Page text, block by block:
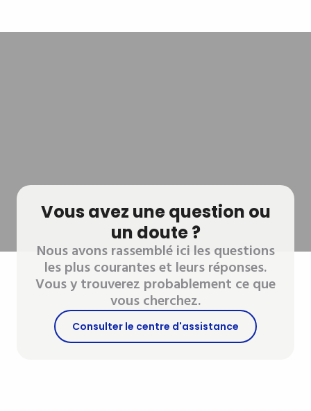
Vous avez une question ou
un doute ?
Nous avons rassemblé ici les questions
les plus courantes et leurs réponses.
Vous y trouverez probablement ce que
vous cherchez.
Consulter le centre d'assistance